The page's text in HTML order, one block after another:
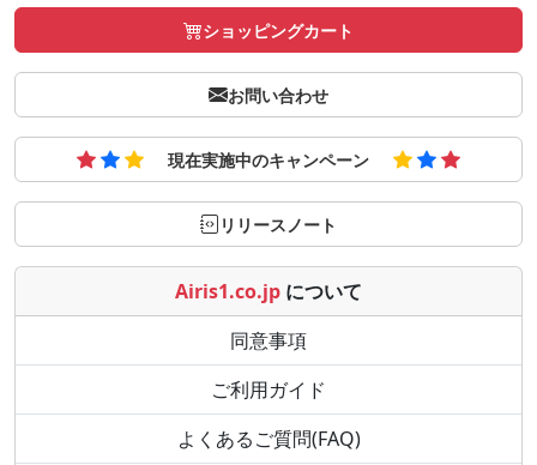
ショッピングカート
お問い合わせ
現在実施中のキャンペーン
リリースノート
Airis1.co.jp について
同意事項
ご利用ガイド
よくあるご質問(FAQ)